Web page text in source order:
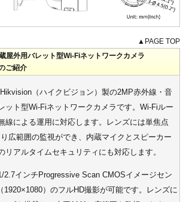
▲PAGE TOP
屋外用バレット型Wi-Fiネットワークカメラ
ご紹介
（ハイクビジョン）製の2MP赤外線・音
ット型Wi-Fiネットワークカメラです。Wi-Fiルー
線による運用に対応します。レンズには単焦点
広範囲の監視ができ、内蔵マイクとスピーカー
リアルタイムセキュリティにも対応します。
2.7インチProgressive Scan CMOSイメージセン
1920×1080）のフルHD撮影が可能です。レンズに